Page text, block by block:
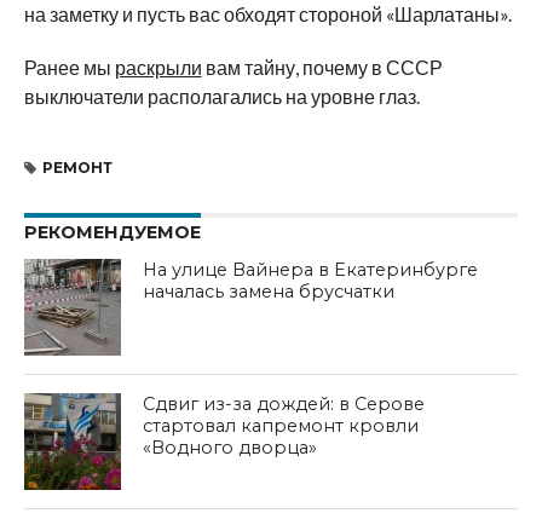
на заметку и пусть вас обходят стороной «Шарлатаны».
Ранее мы раскрыли вам тайну, почему в СССР
выключатели располагались на уровне глаз.
РЕМОНТ
РЕКОМЕНДУЕМОЕ
На улице Вайнера в Екатеринбурге
началась замена брусчатки
Сдвиг из-за дождей: в Серове
стартовал капремонт кровли
«Водного дворца»